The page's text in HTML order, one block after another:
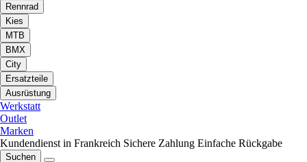
Rennrad
Kies
MTB
BMX
City
Ersatzteile
Ausrüstung
Werkstatt
Outlet
Marken
Kundendienst in Frankreich Sichere Zahlung Einfache Rückgabe
Suchen